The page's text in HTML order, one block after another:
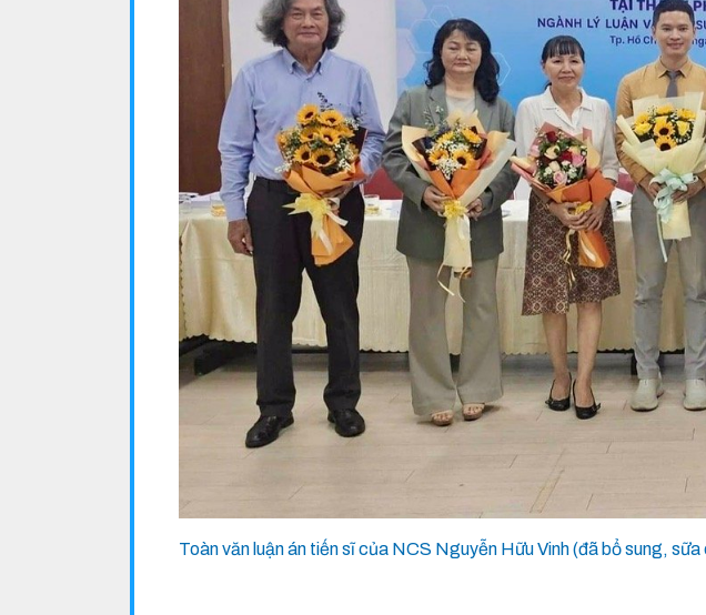
Toàn văn luận án tiến sĩ của NCS Nguyễn Hữu Vinh (đã bổ sung,